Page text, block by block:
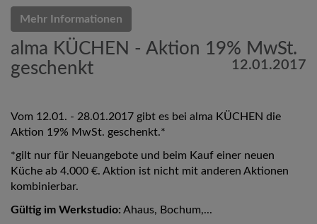
Mehr Informationen
alma KÜCHEN - Aktion 19% MwSt.
geschenkt
12.01.2017
Vom 12.01. - 28.01.2017 gibt es bei alma KÜCHEN die
Aktion 19% MwSt. geschenkt.*
*gilt nur für Neuangebote und beim Kauf einer neuen
Küche ab 4.000 €. Aktion ist nicht mit anderen Aktionen
kombinierbar.
Gültig im Werkstudio: Ahaus, Bochum,...